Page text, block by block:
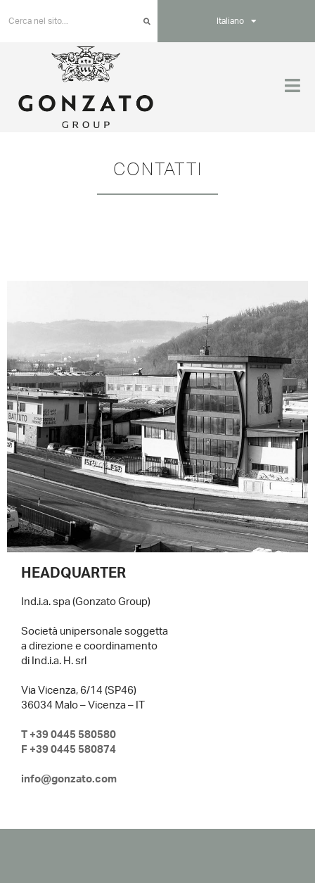
Italiano
CONTATTI
HEADQUARTER
Ind.i.a. spa (Gonzato Group)
Società unipersonale soggetta
a direzione e coordinamento
di Ind.i.a. H. srl
Via Vicenza, 6/14 (SP46)
36034 Malo – Vicenza – IT
T +39 0445 580580
F +39 0445 580874
info@gonzato.com